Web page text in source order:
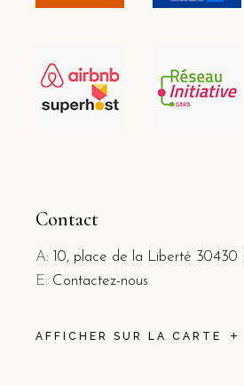
Contact
A:
10, place de la Liberté 30430
E: Contactez-nous
AFFICHER SUR LA CARTE